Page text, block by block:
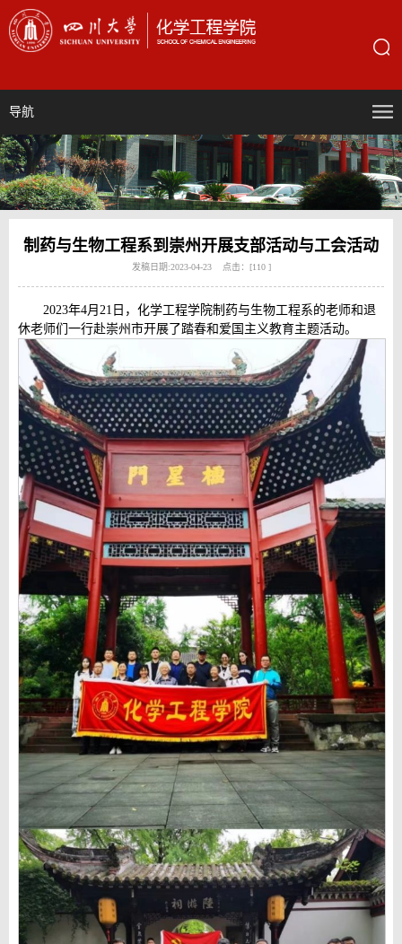
导航
制药与生物工程系到崇州开展支部活动与工会活动
发稿日期:2023-04-23 点击：[110 ]
2023年4月21日，化学工程学院制药与生物工程系的老师和退
休老师们一行赴崇州市开展了踏春和爱国主义教育主题活动。